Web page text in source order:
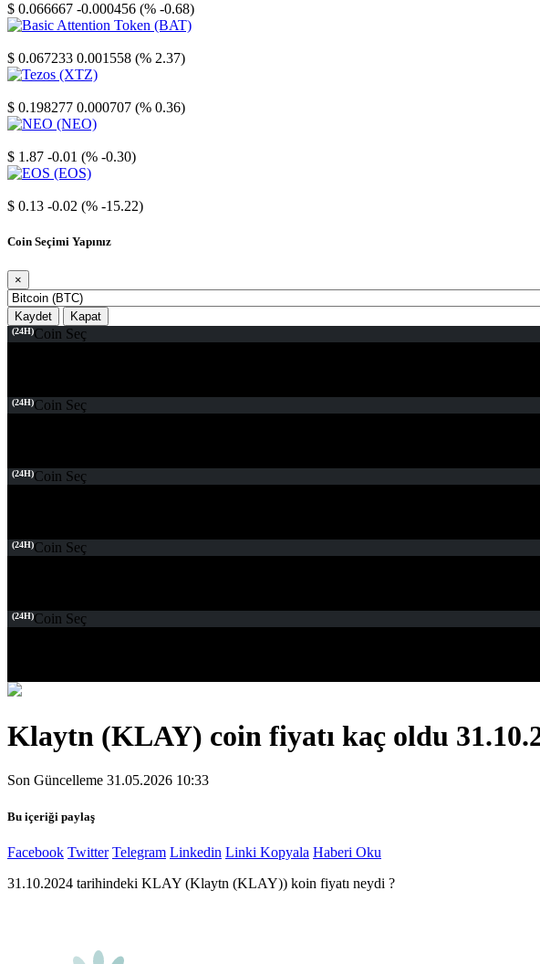
$ 0.066667 -0.000456 (% -0.68)
$ 0.067233 0.001558 (% 2.37)
$ 0.198277 0.000707 (% 0.36)
$ 1.87 -0.01 (% -0.30)
$ 0.13 -0.02 (% -15.22)
Coin Seçimi Yapınız
×
Kaydet Kapat
(24H)Coin Seç
(24H)Coin Seç
(24H)Coin Seç
(24H)Coin Seç
(24H)Coin Seç
Klaytn (KLAY) coin fiyatı kaç oldu
Son Güncelleme 31.05.2026 10:33
Bu içeriği paylaş
Facebook Twitter Telegram Linkedin Linki Kopyala Haberi Oku
31.10.2024 tarihindeki KLAY (Klaytn (KLAY)) koin fiyatı neydi ?